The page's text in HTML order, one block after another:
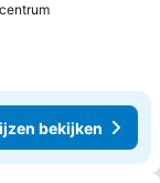
bekijken